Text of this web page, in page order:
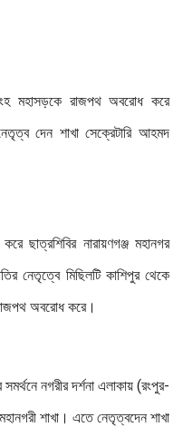
মহাসড়কে রাজপথ অবরোধ করে
দেন শাখা সেক্রেটারি আহমদ
ছাত্রশিবির নারায়ণগঞ্জ মহানগর
নেতৃত্বে মিছিলটি কাশিপুর থেকে
অবরোধ করে।
নগরীর দর্শনা এলাকায় (রংপুর-
শাখা। এতে নেতৃত্বদেন শাখা